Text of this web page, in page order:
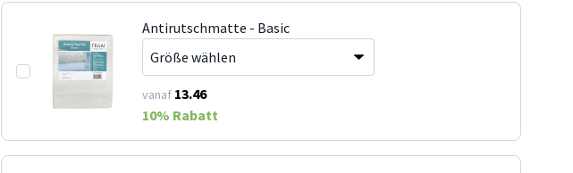
Antirutschmatte - Basic
vanaf 13.46
10% Rabatt